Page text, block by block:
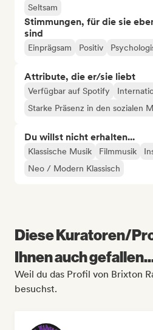
Seltsam
Stimmungen, für die sie
sind
Einprägsam Positiv
Attribute, die er/sie liebt
Verfügbar auf Spotify
Starke Präsenz in den sozialen
Du willst nicht erhalten...
Klassische Musik Filmmusik
Neo / Modern Klassisch
Diese Kuratoren/
Ihnen auch
Weil du das Profil von Brixton
besuchst.